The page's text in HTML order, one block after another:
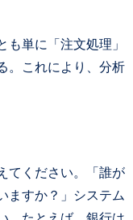
単に「注文処理」
。これにより、分析
てください。「誰が
ますか？」システム